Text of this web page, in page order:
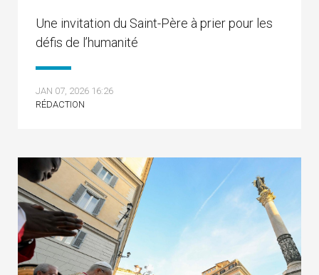
Une invitation du Saint-Père à prier pour les
défis de l’humanité
JAN 07, 2026 16:26
RÉDACTION